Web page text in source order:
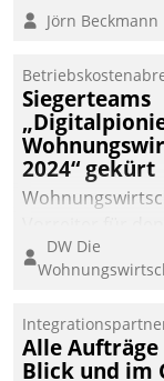
Jörn Beckmann
Siegerteams
2024“ gekürt
eine digitale
finden, ist das
der
DW Die
Alle
Blick und im